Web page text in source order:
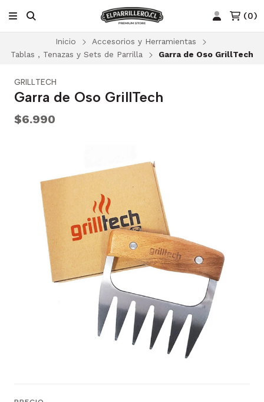
(0)
Inicio
Accesorios y Herramientas
Tablas , Tenazas y Sets de Parrilla
Garra de Oso GrillTech
GRILLTECH
Garra de Oso GrillTech
$6.990